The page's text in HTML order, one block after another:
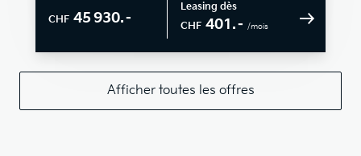
CHF 45 930.–
Leasing dès
CHF 401.– /mois
Afficher toutes les offres